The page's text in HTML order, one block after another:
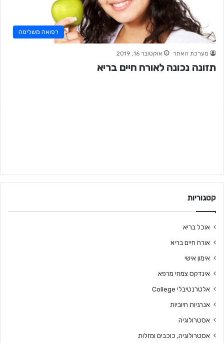
רפואה משלימה
מערכת האתר אוקטובר 16, 2019
תזונה נכונה לאורח חיים בריא
קטגוריות
אוכל בריא
אורח חיים בריא
אימון אישי
אינדקס צמחי מרפא
אלטרנטיבלי College
אנרגיות חיוביות
אסטרולוגיה
אסטרולוגיה, כוכבים ומזלות